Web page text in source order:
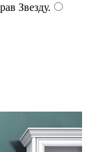
Звезду.